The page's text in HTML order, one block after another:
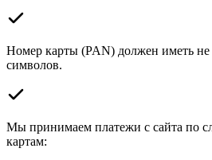
Номер карты (PAN) должен иметь не
символов.
Мы принимаем платежи с сайта по
картам: